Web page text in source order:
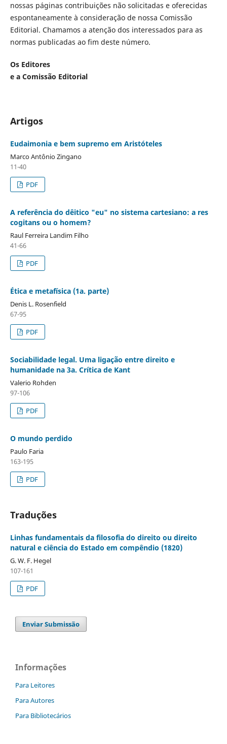
nossas páginas contribuições não solicitadas e oferecidas
espontaneamente à consideração de nossa Comissão
Editorial. Chamamos a atenção dos interessados para as
normas publicadas ao fim deste número.
Os Editores
e a Comissão Editorial
Artigos
Eudaimonia e bem supremo em Aristóteles
Marco Antônio Zingano
11-40
PDF
A referência do dêitico "eu" no sistema cartesiano: a res
cogitans ou o homem?
Raul Ferreira Landim Filho
41-66
PDF
Ética e metafísica (1a. parte)
Denis L. Rosenfield
67-95
PDF
Sociabilidade legal. Uma ligação entre direito e
humanidade na 3a. Crítica de Kant
Valerio Rohden
97-106
PDF
O mundo perdido
Paulo Faria
163-195
PDF
Traduções
Linhas fundamentais da filosofia do direito ou direito
natural e ciência do Estado em compêndio (1820)
G. W. F. Hegel
107-161
PDF
Enviar Submissão
Informações
Para Leitores
Para Autores
Para Bibliotecários